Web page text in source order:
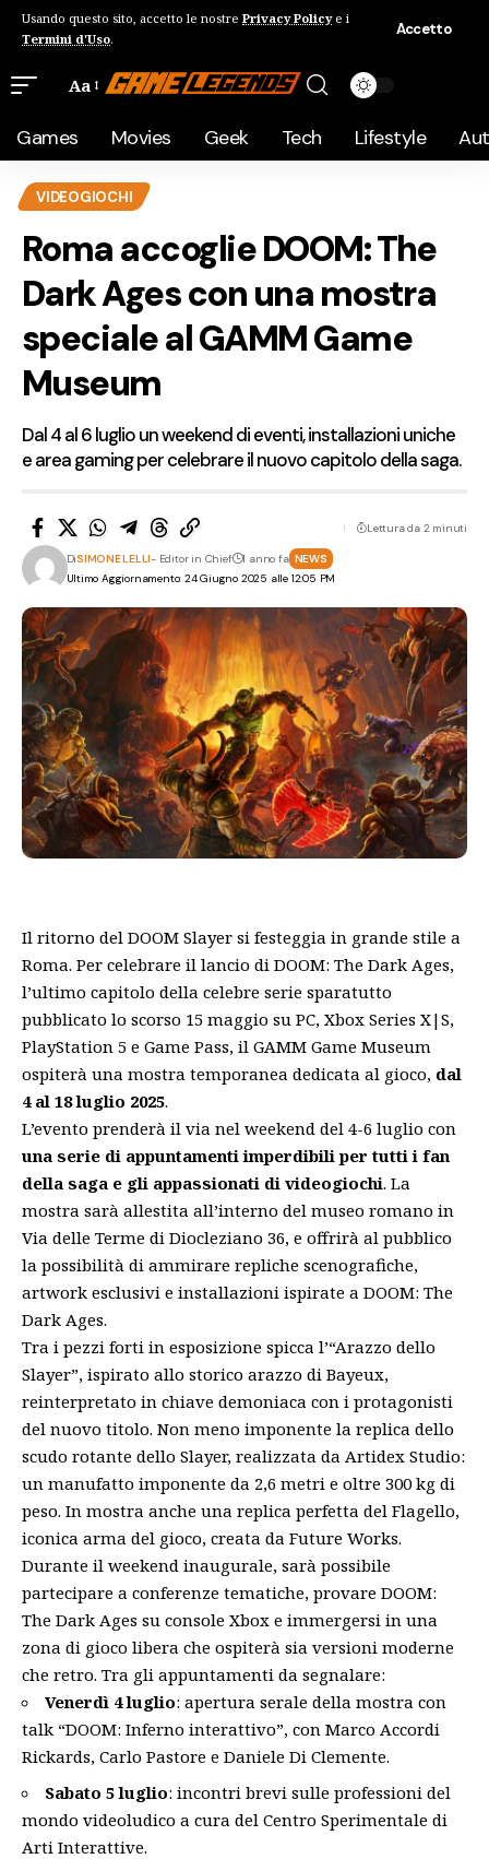
Usando questo sito, accetto le nostre Privacy Policye i
Termini d'Uso.
Accetto
Aa
Games Movies Geek Tech Lifestyle
VIDEOGIOCHI
Roma accoglie DOOM: The
Dark Ages con una mostra
speciale al GAMM Game
Museum
Dal 4 al 6 luglio un weekend di eventi, installazioni uniche
e area gaming per celebrare il nuovo capitolo della saga.
Ultimo Aggiornamento: 24 Giugno 2025 alle 12:05 PM
DiSIMONE LELLI- Editor in Chief 1 anno fa NEWS
Lettura da 2 minuti
Il ritorno del DOOM Slayer si festeggia in grande stile a
Roma. Per celebrare il lancio di DOOM: The Dark Ages,
l’ultimo capitolo della celebre serie sparatutto
pubblicato lo scorso 15 maggio su PC, Xbox Series X|S,
PlayStation 5 e Game Pass, il GAMM Game Museum
ospiterà una mostra temporanea dedicata al gioco, dal
4 al 18 luglio 2025.
L’evento prenderà il via nel weekend del 4-6 luglio con
una serie di appuntamenti imperdibili per tutti i fan
della saga e gli appassionati di videogiochi. La
mostra sarà allestita all’interno del museo romano in
Via delle Terme di Diocleziano 36, e offrirà al pubblico
la possibilità di ammirare repliche scenografiche,
artwork esclusivi e installazioni ispirate a DOOM: The
Dark Ages.
Tra i pezzi forti in esposizione spicca l’“Arazzo dello
Slayer”, ispirato allo storico arazzo di Bayeux,
reinterpretato in chiave demoniaca con i protagonisti
del nuovo titolo. Non meno imponente la replica dello
scudo rotante dello Slayer, realizzata da Artidex Studio:
un manufatto imponente da 2,6 metri e oltre 300 kg di
peso. In mostra anche una replica perfetta del Flagello,
iconica arma del gioco, creata da Future Works.
Durante il weekend inaugurale, sarà possibile
partecipare a conferenze tematiche, provare DOOM:
The Dark Ages su console Xbox e immergersi in una
zona di gioco libera che ospiterà sia versioni moderne
che retro. Tra gli appuntamenti da segnalare:
Venerdì 4 luglio: apertura serale della mostra con
talk “DOOM: Inferno interattivo”, con Marco Accordi
Rickards, Carlo Pastore e Daniele Di Clemente.
Sabato 5 luglio: incontri brevi sulle professioni del
mondo videoludico a cura del Centro Sperimentale di
Arti Interattive.